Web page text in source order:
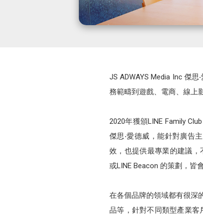
JS ADWAYS Media Inc 傑
務範疇到遊戲、電商、線上
2020年獲頒LINE Family
傑思‧愛德威，能針對廣告
效，也提供最專業的建議，
或LINE Beacon 的策劃，皆
在各個品牌的領域都有很深
品等，針對不同類型產業